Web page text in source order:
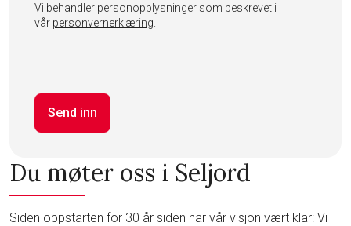
Vi behandler personopplysninger som beskrevet i
vår personvernerklæring
Send inn
Du møter oss i Seljord
Siden oppstarten for 30 år siden har vår visjon vært klar: Vi